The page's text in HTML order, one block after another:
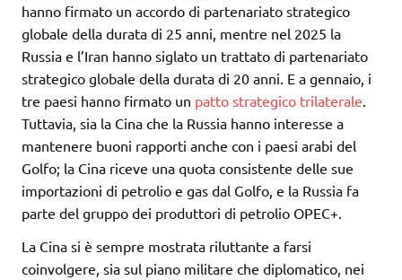
hanno firmato un accordo di partenariato strategico
globale della durata di 25 anni, mentre nel 2025 la
Russia e l’Iran hanno siglato un trattato di partenariato
strategico globale della durata di 20 anni. E a gennaio, i
tre paesi hanno firmato un patto strategico trilaterale
Tuttavia, sia la Cina che la Russia hanno interesse a
mantenere buoni rapporti anche con i paesi arabi del
Golfo; la Cina riceve una quota consistente delle sue
importazioni di petrolio e gas dal Golfo, e la Russia fa
parte del gruppo dei produttori di petrolio OPEC+.
La Cina si è sempre mostrata riluttante a farsi
coinvolgere, sia sul piano militare che diplomatico, nei